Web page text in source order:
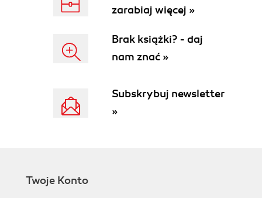
zarabiaj więcej »
Brak książki? - daj
nam znać »
Subskrybuj newsletter
»
Twoje Konto